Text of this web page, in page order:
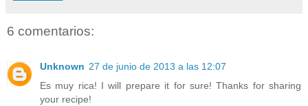
6 comentarios:
Unknown 27 de junio de 2013 a las 12:07
Es muy rica! I will prepare it for sure! Thanks for sharing
your recipe!